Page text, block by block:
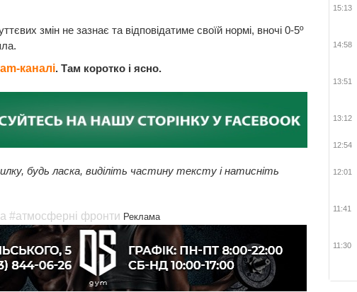
змін не зазнає та відповідатиме своїй нормі, вночі 0-5º
каналі. Там коротко і ясно.
будь ласка, виділіть частину тексту і натисніть
#атмосферні фронти Реклама
15:13
14:58
13:51
13:12
12:54
12:01
11:41
11:30